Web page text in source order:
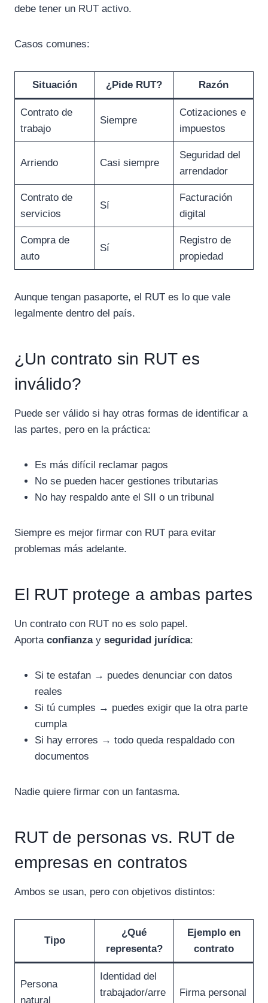
debe tener un RUT activo.
Casos comunes:
Situación ¿Pide RUT? Razón
Contrato de
trabajo
Siempre
Cotizaciones e
impuestos
Arriendo Casi siempre
Seguridad del
arrendador
Contrato de
servicios
Sí
Facturación
digital
Compra de
auto
Sí
Registro de
propiedad
Aunque tengan pasaporte, el RUT es lo que vale
legalmente dentro del país.
¿Un contrato sin RUT es
inválido?
Puede ser válido si hay otras formas de identificar a
las partes, pero en la práctica:
Es más difícil reclamar pagos
No se pueden hacer gestiones tributarias
No hay respaldo ante el SII o un tribunal
Siempre es mejor firmar con RUT para evitar
problemas más adelante.
El RUT protege a ambas partes
Un contrato con RUT no es solo papel.
Aporta confianzay seguridad jurídica:
Si te estafan → puedes denunciar con datos
reales
Si tú cumples → puedes exigir que la otra parte
cumpla
Si hay errores → todo queda respaldado con
documentos
Nadie quiere firmar con un fantasma.
RUT de personas vs. RUT de
empresas en contratos
Ambos se usan, pero con objetivos distintos:
Tipo
¿Qué
representa?
Ejemplo en
contrato
Persona
natural
Identidad del
trabajador/arre
Firma personal